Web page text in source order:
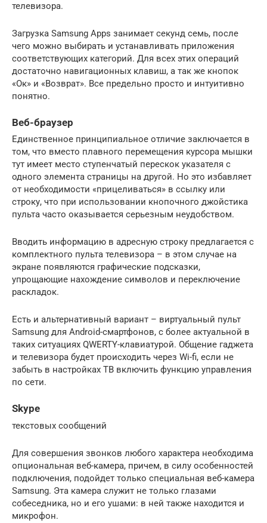
телевизора.
Загрузка Samsung Apps занимает секунд семь, после
чего можно выбирать и устанавливать приложения
соответствующих категорий. Для всех этих операций
достаточно навигационных клавиш, а так же кнопок
«Ок» и «Возврат». Все предельно просто и интуитивно
понятно.
Веб-браузер
Единственное принципиальное отличие заключается в
том, что вместо плавного перемещения курсора мышки
тут имеет место ступенчатый перескок указателя с
одного элемента страницы на другой. Но это избавляет
от необходимости «прицеливаться» в ссылку или
строку, что при использовании кнопочного джойстика
пульта часто оказывается серьезным неудобством.
Вводить информацию в адресную строку предлагается с
комплектного пульта телевизора – в этом случае на
экране появляются графические подсказки,
упрощающие нахождение символов и переключение
раскладок.
Есть и альтернативный вариант – виртуальный пульт
Samsung для Android-смартфонов, с более актуальной в
таких ситуациях QWERTY-клавиатурой. Общение гаджета
и телевизора будет происходить через Wi-fi, если не
забыть в настройках ТВ включить функцию управления
по сети.
Skype
текстовых сообщений
Для совершения звонков любого характера необходима
опциональная веб-камера, причем, в силу особенностей
подключения, подойдет только специальная веб-камера
Samsung. Эта камера служит не только глазами
собеседника, но и его ушами: в ней также находится и
микрофон.